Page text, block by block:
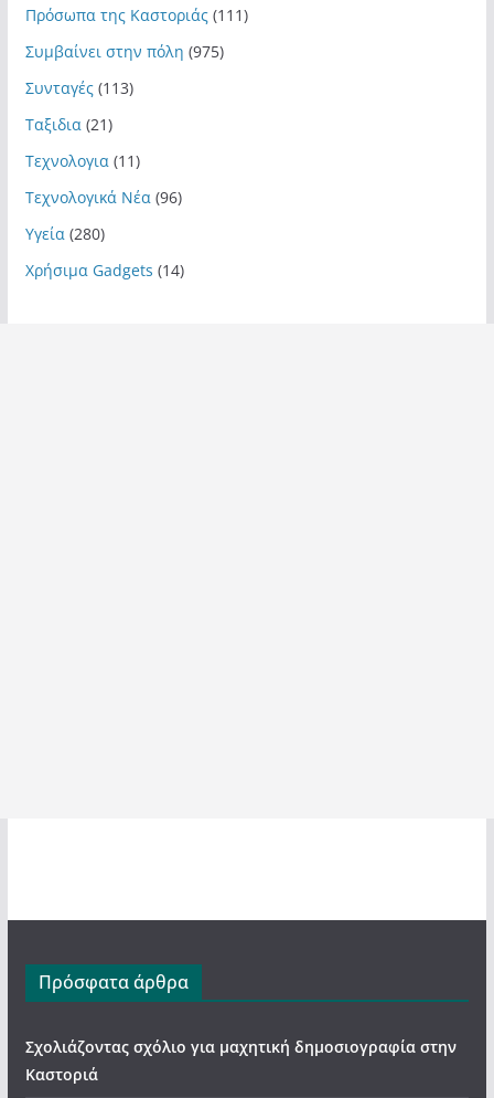
Πρόσωπα της Καστοριάς(111)
Συμβαίνει στην πόλη (975)
Συνταγές(113)
Ταξιδια(21)
Τεχνολογια(11)
Τεχνολογικά Νέα(96)
Υγεία(280)
Χρήσιμα Gadgets (14)
Πρόσφατα άρθρα
Σχολιάζοντας σχόλιο για μαχητική δημοσιογραφία στην
Καστοριά